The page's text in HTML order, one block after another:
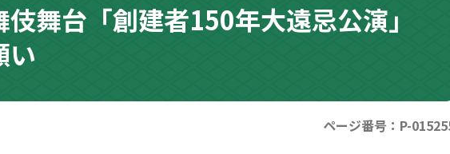
舞台「創建者150年大遠忌公演」
い
ページ番号：P-